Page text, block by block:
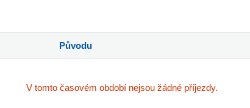
Původu
V tomto časovém období nejsou žádné příjezdy.